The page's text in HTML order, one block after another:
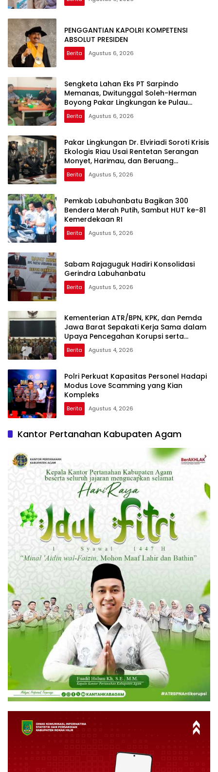
PENGGANTIAN KAPOLRI KOMPETENSI
ABSOLUT PRESIDEN
Berita Agustus 6, 2026
Sengketa Lahan Eks PT Sarpindo
Memanas, Dwitunggal Soleh-Herman
Boyong Pakar Lingkungan ke Pulau
Rupat
Berita Agustus 6, 2026
Pakar Lingkungan Dr. Elviriadi Soroti Krisis
Ekologis Riau Usai Rentetan Serangan
Monyet, Harimau, dan Beruang
Terhadap Warga
Berita Agustus 5, 2026
Pemkab Labuhanbatu Bagikan 300
Bendera Merah Putih, Sambut HUT ke-81
Kemerdekaan RI
Berita Agustus 5, 2026
Sabam Rajaguguk Hadiri Konsolidasi
Gerindra Labuhanbatu
Berita Agustus 5, 2026
Kementerian ATR/BPN, KPK, dan Pemda
Jawa Barat Sepakati Kerja Sama dalam
Upaya Pencegahan Korupsi serta
Penguatan Ekonomi Daerah
Berita Agustus 4, 2026
Polri Perkuat Kapasitas Personel Hadapi
Modus Love Scamming yang Kian
Kompleks
Berita Agustus 4, 2026
Kantor Pertanahan Kabupaten Agam